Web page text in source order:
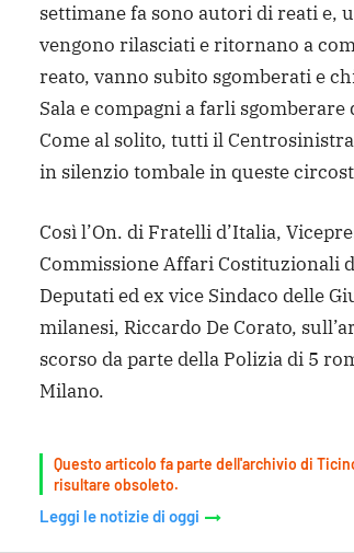
settimane fa sono autori di reati e,
vengono rilasciati e ritornano a
reato, vanno subito sgomberati e
Sala e compagni a farli sgomberare
Come al solito, tutti il
in silenzio tombale in queste
Così l’On. di Fratelli d’Italia,
Commissione Affari Costituzionali
Deputati ed ex vice Sindaco delle
milanesi, Riccardo De Corato,
scorso da parte della Polizia di 5
Milano.
Questo articolo fa parte dell'archivio di
risultare obsoleto.
Leggi le notizie di oggi